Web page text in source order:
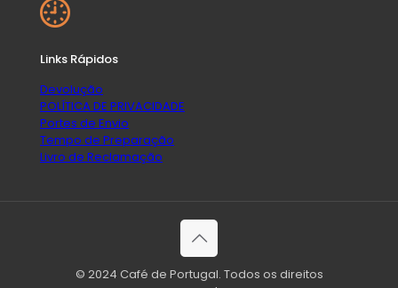
Links Rápidos
Devolução
POLÍTICA DE PRIVACIDADE
Portes de Envio
Tempo de Preparação
Livro de Reclamação
© 2024 Café de Portugal. Todos os direitos